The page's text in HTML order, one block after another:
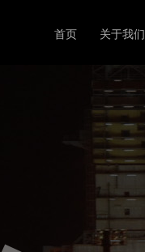
首页 关于我们